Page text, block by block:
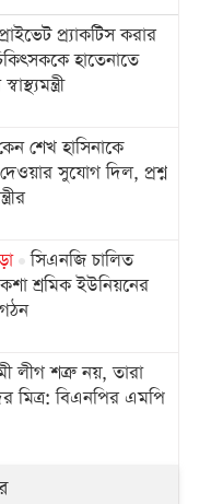
প্র্যাকটিস করার
হাতেনাতে
শেখ হাসিনাকে
সুযোগ দিল, প্রশ্ন
সিএনজি চালিত
শ্রমিক ইউনিয়নের
লীগ শত্রু নয়, তারা
মিত্র: বিএনপির এমপি